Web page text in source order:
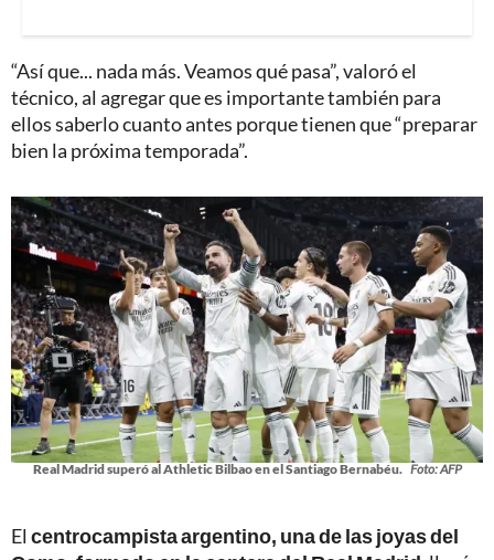
“Así que... nada más. Veamos qué pasa”, valoró el
técnico, al agregar que es importante también para
ellos saberlo cuanto antes porque tienen que “preparar
bien la próxima temporada”.
Real Madrid superó al Athletic Bilbao en el Santiago Bernabéu. Foto: AFP
El centrocampista argentino, una de las joyas del